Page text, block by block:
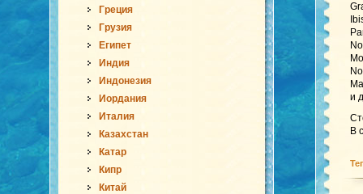
Греция
Грузия
Египет
Индия
Индонезия
Иордания
Италия
Казахстан
Катар
Кипр
Китай
и
В